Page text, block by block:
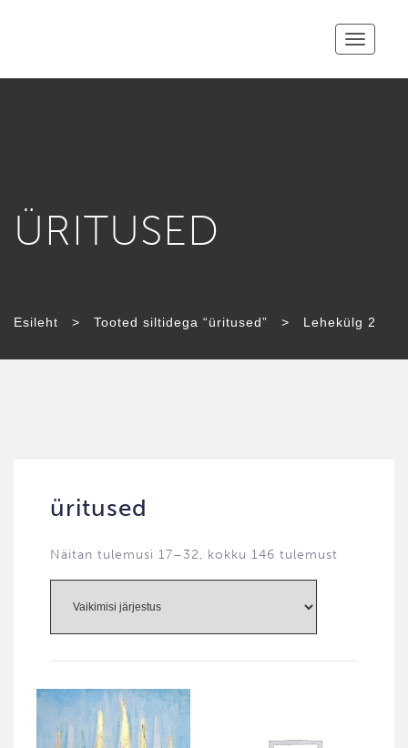
Toggle
SILT:
ÜRITUSED
Esileht > Tooted siltidega “üritused” > Lehekülg 2
üritused
Näitan tulemusi 17–32, kokku 146 tulemust